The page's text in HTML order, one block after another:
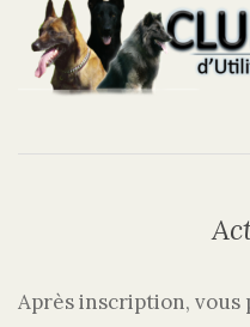
Après inscription,